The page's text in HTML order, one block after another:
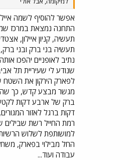
אפשר להוסיף לשמה
התחנה נמצאת במרכז
תעשיה, קניון איילון,
תעשיה בני ברק ובני
נתיב לאופניים יהפכו
שנודע לי שעיריית תל
לפארק הירקון את השטח
מגשר מבצע קדש, כך
ברק של ארבע דקות
דקות ברגל לאזור
רמת החייל רשת שבילים
למושותפת לשלוש
החל מבילוי בפארק, משחק
עבודה ועוד...